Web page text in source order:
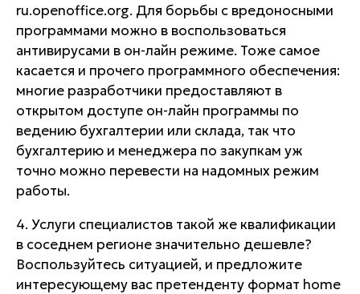
ru.openoffice.org. Для борьбы с вредоносными
программами можно в воспользоваться
антивирусами в он-лайн режиме. Тоже самое
касается и прочего программного обеспечения:
многие разработчики предоставляют в
открытом доступе он-лайн программы по
ведению бухгалтерии или склада, так что
бухгалтерию и менеджера по закупкам уж
точно можно перевести на надомных режим
работы.
4. Услуги специалистов такой же квалификации
в соседнем регионе значительно дешевле?
Воспользуйтесь ситуацией, и предложите
интересующему вас претенденту формат home